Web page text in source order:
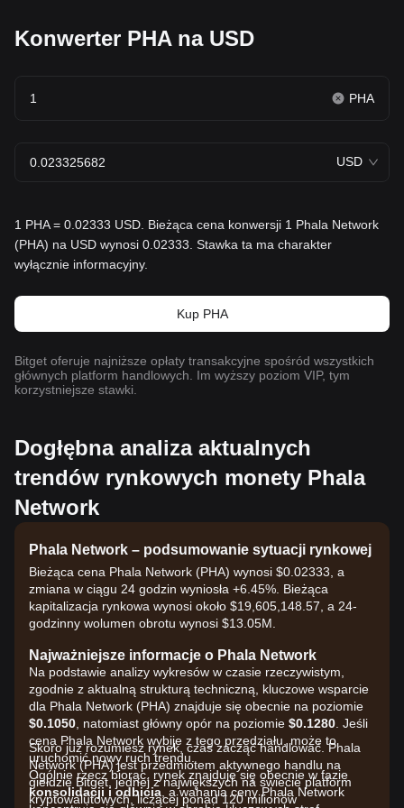
Konwerter PHA na USD
PHA
USD
1 PHA = 0.02333 USD. Bieżąca cena konwersji 1 Phala Network
(PHA) na USD wynosi 0.02333. Stawka ta ma charakter
wyłącznie informacyjny.
Kup PHA
Bitget oferuje najniższe opłaty transakcyjne spośród wszystkich
głównych platform handlowych. Im wyższy poziom VIP, tym
korzystniejsze stawki.
Dogłębna analiza aktualnych
trendów rynkowych monety Phala
Network
Phala Network – podsumowanie sytuacji rynkowej
Bieżąca cena Phala Network (PHA) wynosi $0.02333, a
zmiana w ciągu 24 godzin wyniosła +6.45%. Bieżąca
kapitalizacja rynkowa wynosi około $19,605,148.57, a 24-
godzinny wolumen obrotu wynosi $13.05M.
Najważniejsze informacje o Phala Network
Na podstawie analizy wykresów w czasie rzeczywistym,
zgodnie z aktualną strukturą techniczną, kluczowe wsparcie
dla Phala Network (PHA) znajduje się obecnie na poziomie
$0.1050 , natomiast główny opór na poziomie $0.1280 . Jeśli
cena Phala Network wybije z tego przedziału, może to
uruchomić nowy ruch trendu.
Ogólnie rzecz biorąc, rynek znajduje się obecnie w fazie
konsolidacji i odbicia , a wahania ceny Phala Network
Skoro już rozumiesz rynek, czas zacząć handlować. Phala
Network (PHA) jest przedmiotem aktywnego handlu na
giełdzie Bitget, jednej z największych na świecie platform
kryptowalutowych, liczącej ponad 120 milionów